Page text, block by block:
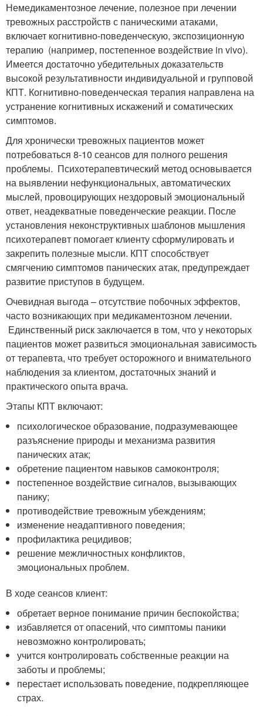
Немедикаментозное лечение, полезное при лечении
тревожных расстройств с паническими атаками,
включает когнитивно-поведенческую, экспозиционную
терапию (например, постепенное воздействие in vivo).
Имеется достаточно убедительных доказательств
высокой результативности индивидуальной и групповой
КПТ. Когнитивно-поведенческая терапия направлена на
устранение когнитивных искажений и соматических
симптомов.
Для хронически тревожных пациентов может
потребоваться 8-10 сеансов для полного решения
проблемы. Психотерапевтический метод основывается
на выявлении нефункциональных, автоматических
мыслей, провоцирующих нездоровый эмоциональный
ответ, неадекватные поведенческие реакции. После
установления неконструктивных шаблонов мышления
психотерапевт помогает клиенту сформулировать и
закрепить полезные мысли. КПТ способствует
смягчению симптомов панических атак, предупреждает
развитие приступов в будущем.
Очевидная выгода – отсутствие побочных эффектов,
часто возникающих при медикаментозном лечении.
Единственный риск заключается в том, что у некоторых
пациентов может развиться эмоциональная зависимость
от терапевта, что требует осторожного и внимательного
наблюдения за клиентом, достаточных знаний и
практического опыта врача.
Этапы КПТ включают:
психологическое образование, подразумевающее
разъяснение природы и механизма развития
панических атак;
обретение пациентом навыков самоконтроля;
постепенное воздействие сигналов, вызывающих
панику;
противодействие тревожным убеждениям;
изменение неадаптивного поведения;
профилактика рецидивов;
решение межличностных конфликтов,
эмоциональных проблем.
В ходе сеансов клиент:
обретает верное понимание причин беспокойства;
избавляется от опасений, что симптомы паники
невозможно контролировать;
учится контролировать собственные реакции на
заботы и проблемы;
перестает использовать поведение, подкрепляющее
страх.